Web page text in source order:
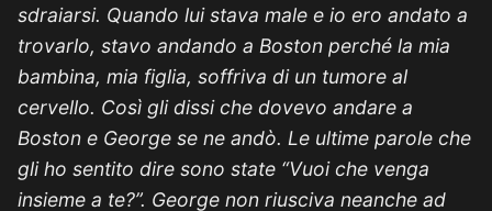
sdraiarsi. Quando lui stava male e io ero andato a
trovarlo, stavo andando a Boston perché la mia
bambina, mia figlia, soffriva di un tumore al
cervello. Così gli dissi che dovevo andare a
Boston e George se ne andò. Le ultime parole che
gli ho sentito dire sono state “Vuoi che venga
insieme a te?”. George non riusciva neanche ad